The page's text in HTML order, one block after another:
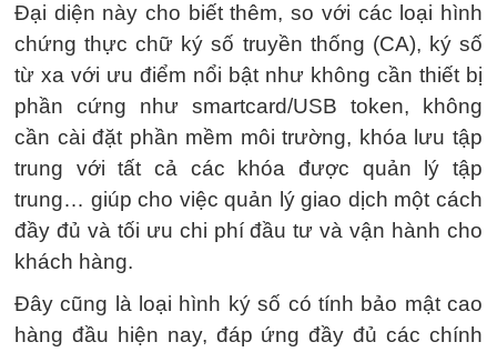
Đại diện này cho biết thêm, so với các loại hình
chứng thực chữ ký số truyền thống (CA), ký số
từ xa với ưu điểm nổi bật như không cần thiết bị
phần cứng như smartcard/USB token, không
cần cài đặt phần mềm môi trường, khóa lưu tập
trung với tất cả các khóa được quản lý tập
trung… giúp cho việc quản lý giao dịch một cách
đầy đủ và tối ưu chi phí đầu tư và vận hành cho
khách hàng.
Đây cũng là loại hình ký số có tính bảo mật cao
hàng đầu hiện nay, đáp ứng đầy đủ các chính